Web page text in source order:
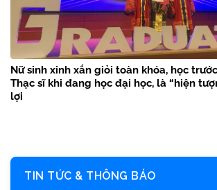
Nữ sinh xinh xắn giỏi toàn khóa, học
Thạc sĩ khi đang học đại học, là “hiện
lợi
TIN TỨC & THÔNG BÁO